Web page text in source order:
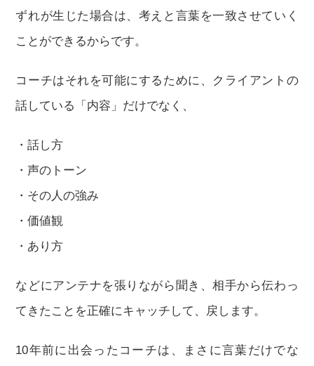
ずれが生じた場合は、考えと言葉を一致させていく
ことができるからです。
コーチはそれを可能にするために、クライアントの
話している「内容」だけでなく、
・話し方
・声のトーン
・その人の強み
・価値観
・あり方
などにアンテナを張りながら聞き、相手から伝わっ
てきたことを正確にキャッチして、戻します。
10年前に出会ったコーチは、まさに言葉だけでな